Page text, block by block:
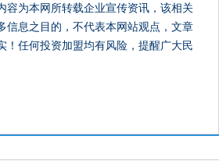
容为本网所转载企业宣传资讯，该相关
信息之目的，不代表本网站观点，文章
！任何投资加盟均有风险，提醒广大民